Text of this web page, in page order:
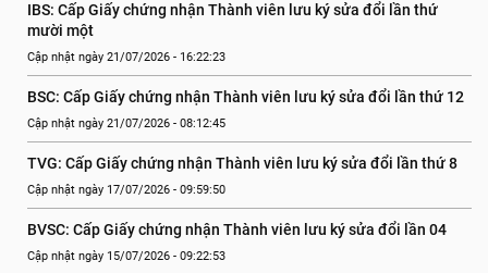
IBS: Cấp Giấy chứng nhận Thành viên lưu ký sửa đổi lần thứ
mười một
Cập nhật ngày 21/07/2026 - 16:22:23
BSC: Cấp Giấy chứng nhận Thành viên lưu ký sửa đổi lần thứ 12
Cập nhật ngày 21/07/2026 - 08:12:45
TVG: Cấp Giấy chứng nhận Thành viên lưu ký sửa đổi lần thứ 8
Cập nhật ngày 17/07/2026 - 09:59:50
BVSC: Cấp Giấy chứng nhận Thành viên lưu ký sửa đổi lần 04
Cập nhật ngày 15/07/2026 - 09:22:53